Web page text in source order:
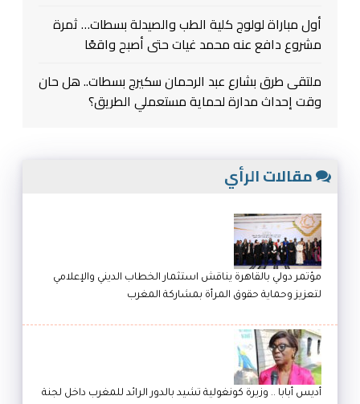
أول مباراة لولوج كلية الطب والصيدلة بسطات… ثمرة
مشروع دافع عنه محمد غيات حتى أصبح واقعًا
ملتقى طرق بشارع عبد الرحمان سكيرج بسطات.. هل حان
وقت إحداث مدارة لحماية مستعملي الطريق؟
مقالات الرأي
مؤتمر دولي بالقاهرة يناقش استثمار الخطاب الديني والإعلامي
لتعزيز وحماية حقوق المرأة بمشاركة المغرب
أديس أبابا .. وزيرة كونغولية تشيد بالدور الرائد للمغرب داخل لجنة